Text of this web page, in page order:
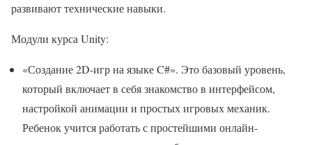
развивают технические навыки.
Модули курса Unity:
«Создание 2D-игр на языке C#». Это базовый уровень,
который включает в себя знакомство в интерфейсом,
настройкой анимации и простых игровых механик.
Ребенок учится работать с простейшими онлайн-